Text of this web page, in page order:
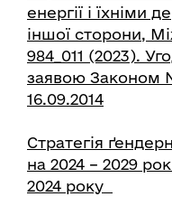
енергії і їхніми
іншої сторони,
984_011 (2023).
заявою Законом
16.09.2014
Стратегія
на 2024 – 2029
2024 року